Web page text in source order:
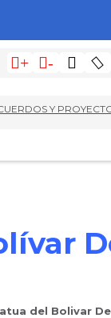
+ -
Y
del Bolivar